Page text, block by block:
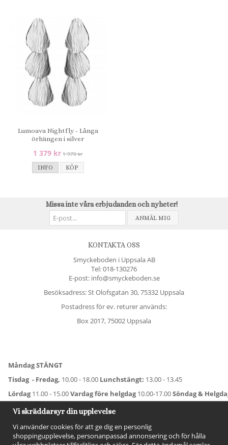
Lumoava Nightfly - Långa
örhängen i silver
1 379 kr 1 970 kr
INFO
KÖP
Missa inte våra erbjudanden och nyheter!
ANMÄL MIG
KONTAKTA OSS
Smyckeboden i Uppsala AB
Tel:018-130276
E-post: info@smyckeboden.se
Besöksadress: St Olofsgatan 30, 75332 Uppsala
Postadress för ev. returer används:
Box 2017, 75002 Uppsala
Måndag STÄNGT
Tisdag - Fredag, 10.00 - 18.00 Lunchstängt: 13.00 - 13.45
Lördag11.00 - 15.00Vardag före helgdag10.00-17.00Söndag &
För avvikande öppettider:Titta här
Vi skräddarsyr din upplevelse
Vi använder cookies för att ge dig en personlig
shoppingupplevelse, personanpassad annonsering och för hålla